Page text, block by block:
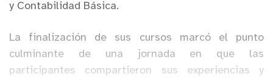
y Contabilidad Básica.
La finalización de sus cursos marcó el punto
culminante de una jornada en que las
participantes compartieron sus experiencias y